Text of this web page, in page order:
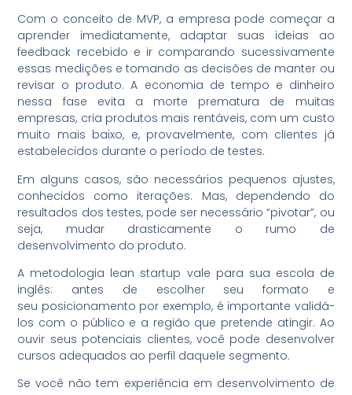
Com o conceito de MVP, a empresa pode começar a
aprender imediatamente, adaptar suas ideias ao
feedback recebido e ir comparando sucessivamente
essas medições e tomando as decisões de manter ou
revisar o produto. A economia de tempo e dinheiro
nessa fase evita a morte prematura de muitas
empresas, cria produtos mais rentáveis, com um custo
muito mais baixo, e, provavelmente, com clientes já
estabelecidos durante o período de testes.
Em alguns casos, são necessários pequenos ajustes,
conhecidos como iterações. Mas, dependendo do
resultados dos testes, pode ser necessário “pivotar”, ou
seja, mudar drasticamente o rumo de
desenvolvimento do produto.
A metodologia lean startup vale para sua escola de
inglês: antes de escolher seu formato e
seu posicionamento por exemplo, é importante validá-
los com o público e a região que pretende atingir. Ao
ouvir seus potenciais clientes, você pode desenvolver
cursos adequados ao perfil daquele segmento.
Se você não tem experiência em desenvolvimento de